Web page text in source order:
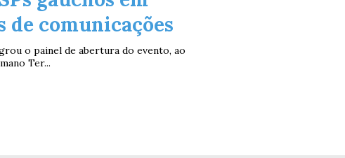
comunicações
o painel de abertura do evento, ao
Ter...